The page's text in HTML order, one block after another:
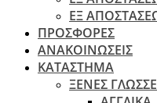
ΕΞ
ΠΡΟΣΦΟΡΕΣ
ΑΝΑΚΟΙΝΩΣΕΙΣ
ΚΑΤΑΣΤΗΜΑ
ΞΕΝΕΣ